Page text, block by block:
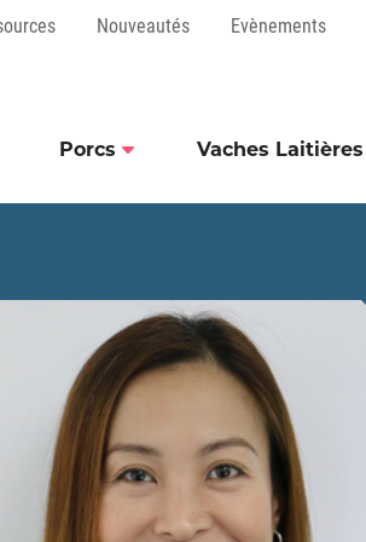
Nouveautés Evènements
Porcs Vaches Laitières